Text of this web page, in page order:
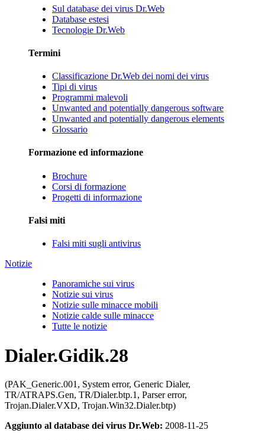
Sul database dei virus Dr.Web
Database estesi
Tecnologie Dr.Web
Termini
Classificazione Dr.Web dei nomi dei virus
Tipi di virus
Programmi malevoli
Unwanted and potentially dangerous software
Unwanted and potentially dangerous elements
Glossario
Formazione ed informazione
Brochure
Corsi di formazione
Progetti di informazione
Falsi miti
Falsi miti sugli antivirus
Notizie
Panoramiche sui virus
Notizie sui virus
Notizie sulle minacce mobili
Notizie calde sulle minacce
Tutte le notizie
Dialer.Gidik.28
(PAK_Generic.001, System error, Generic Dialer,
TR/ATRAPS.Gen, TR/Dialer.btp.1, Parser error,
Trojan.Dialer.VXD, Trojan.Win32.Dialer.btp)
Aggiunto al database dei virus Dr.Web: 2008-11-25